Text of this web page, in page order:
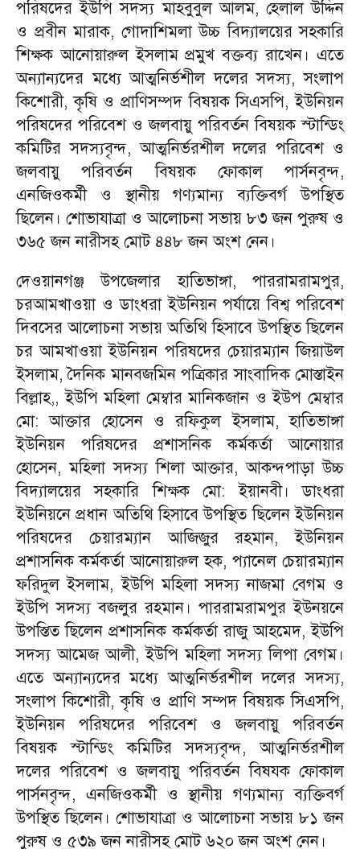
পরিষদের ইউপি সদস্য মাহবুবুল আলম, হেলাল উদ্দিন
ও প্রবীন মারাক, গোদাশিমলা উচ্চ বিদ্যালয়ের সহকারি
শিক্ষক আনোয়ারুল ইসলাম প্রমুখ বক্তব্য রাখেন। এতে
অন্যান্যদের মধ্যে আত্মনির্ভশীল দলের সদস্য, সংলাপ
কিশোরী, কৃষি ও প্রাণিসম্পদ বিষয়ক সিএসপি, ইউনিয়ন
পরিষদের পরিবেশ ও জলবায়ু পরিবর্তন বিষয়ক স্টান্ডিং
কমিটির সদস্যবৃন্দ, আত্মনির্ভরশীল দলের পরিবেশ ও
জলবায়ু পরিবর্তন বিষয়ক ফোকাল পার্সনবৃন্দ,
এনজিওকর্মী ও স্থানীয় গণ্যমান্য ব্যক্তিবর্গ উপস্থিত
ছিলেন। শোভাযাত্রা ও আলোচনা সভায় ৮৩ জন পুরুষ ও
৩৬৫ জন নারীসহ মোট ৪৪৮ জন অংশ নেন।
দেওয়ানগঞ্জ উপজেলার হাতিভাঙ্গা, পাররামরামপুর,
চরআমখাওয়া ও ডাংধরা ইউনিয়ন পর্যায়ে বিশ্ব পরিবেশ
দিবসের আলোচনা সভায় অতিথি হিসাবে উপস্থিত ছিলেন
চর আমখাওয়া ইউনিয়ন পরিষদের চেয়ারম্যান জিয়াউল
ইসলাম, দৈনিক মানবজমিন পত্রিকার সাংবাদিক মোস্তাইন
বিল্লাহ,, ইউপি মহিলা মেম্বার মানিকজান ও ইউপ মেম্বার
মো: আক্তার হোসেন ও রফিকুল ইসলাম, হাতিভাঙ্গা
ইউনিয়ন পরিষদের প্রশাসনিক কর্মকর্তা আনোয়ার
হোসেন, মহিলা সদস্য শিলা আক্তার, আকন্দপাড়া উচ্চ
বিদ্যালয়ের সহকারি শিক্ষক মো: ইয়ানবী। ডাংধরা
ইউনিয়নে প্রধান অতিথি হিসাবে উপস্থিত ছিলেন ইউনিয়ন
পরিষদের চেয়ারম্যান আজিজুর রহমান, ইউনিয়ন
প্রশাসনিক কর্মকর্তা আনোয়ারুল হক, প্যানেল চেয়ারম্যান
ফরিদুল ইসলাম, ইউপি মহিলা সদস্য নাজমা বেগম ও
ইউপি সদস্য বজলুর রহমান। পাররামরামপুর ইউনয়নে
উপস্তিত ছিলেন প্রশাসনিক কর্মকর্তা রাজু আহমেদ, ইউপি
সদস্য আমেজ আলী, ইউপি মহিলা সদস্য লিপা বেগম।
এতে অন্যান্যদের মধ্যে আত্মনির্ভরশীল দলের সদস্য,
সংলাপ কিশোরী, কৃষি ও প্রাণি সম্পদ বিষয়ক সিএসপি,
ইউনিয়ন পরিষদের পরিবেশ ও জলবায়ু পরিবর্তন
বিষয়ক স্টান্ডিং কমিটির সদস্যবৃন্দ, আত্মনির্ভরশীল
দলের পরিবেশ ও জলবায়ু পরিবর্তন বিষযক ফোকাল
পার্সনবৃন্দ, এনজিওকর্মী ও স্থানীয় গণ্যমান্য ব্যক্তিবর্গ
উপস্থিত ছিলেন। শোভাযাত্রা ও আলোচনা সভায় ৮১ জন
পুরুষ ও ৫৩৯ জন নারীসহ মোট ৬২০ জন অংশ নেন।